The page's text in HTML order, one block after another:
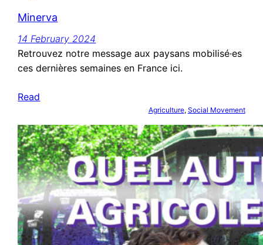
Minerva
14 February 2024
Retrouvez notre message aux paysans mobilisé·es
ces dernières semaines en France ici.
Read
Agriculture, Social Movement